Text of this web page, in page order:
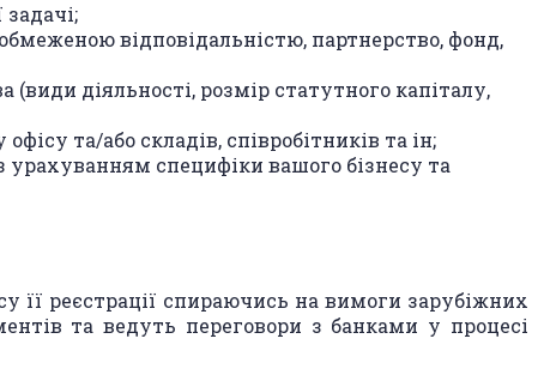
відповідальністю, партнерство, фонд,
діяльності, розмір статутного капіталу,
та/або складів, співробітників та ін;
специфіки вашого бізнесу та
її реєстрації спираючись на вимоги зарубіжних
та ведуть переговори з банками у процесі